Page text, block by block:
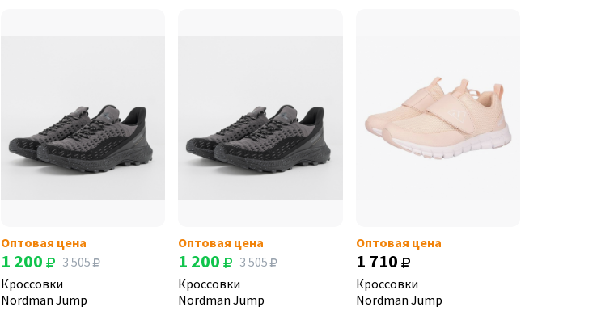
Оптовая цена
1 200
3 505
Кроссовки
Nordman Jump
Оптовая цена
1 200
3 505
Кроссовки
Nordman Jump
Оптовая цена
1 710
Кроссовки
Nordman Jump